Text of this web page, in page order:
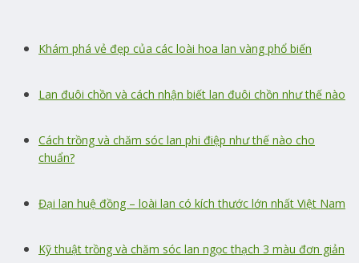
Khám phá vẻ đẹp của các loài hoa lan vàng phổ biến
Lan đuôi chồn và cách nhận biết lan đuôi chồn như thế nào
Cách trồng và chăm sóc lan phi điệp như thế nào cho
chuẩn?
Đại lan huệ đồng – loài lan có kích thước lớn nhất Việt Nam
Kỹ thuật trồng và chăm sóc lan ngọc thạch 3 màu đơn giản